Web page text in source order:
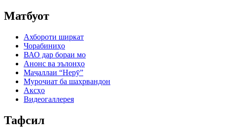
Матбуот
Ахбороти ширкат
Чорабиниҳо
ВАО дар бораи мо
Анонс ва эълонҳо
Маҷаллаи “Нерӯ”
Муроҷиат ба шаҳрвандон
Аксҳо
Видеогаллерея
Тафсил